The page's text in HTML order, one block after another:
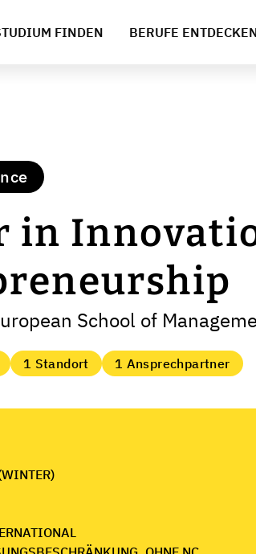
FINDEN BERUFE
in
School of
1 Standort 1 Ansprechpartner